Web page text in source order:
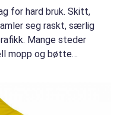
for hard bruk. Skitt,
seg raskt, særlig
Mange steder
mopp og bøtte